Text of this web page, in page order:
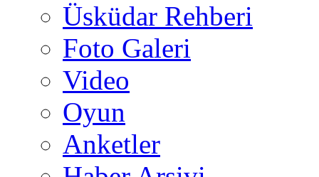
Üsküdar Rehberi
Foto Galeri
Video
Oyun
Anketler